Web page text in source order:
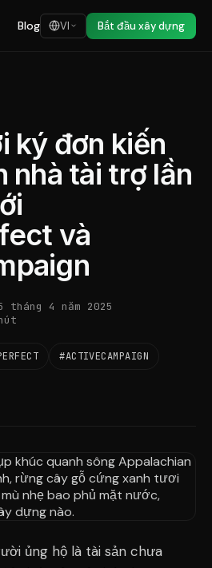
Blog VI Bắt đầu xây dựng
ký đơn kiến
nhà tài trợ lần
và
tháng 4 năm 2025
#ACTIVECAMPAIGN
ủng hộ là tài sản chưa